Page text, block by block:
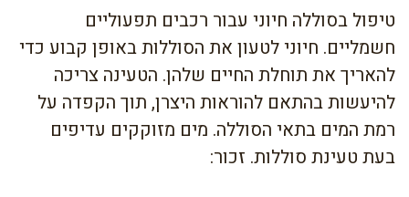
טיפול בסוללה חיוני עבור רכבים תפעוליים
חשמליים. חיוני לטעון את הסוללות באופן קבוע כדי
להאריך את תוחלת החיים שלהן. הטעינה צריכה
להיעשות בהתאם להוראות היצרן, תוך הקפדה על
רמת המים בתאי הסוללה. מים מזוקקים עדיפים
בעת טעינת סוללות. זכור: